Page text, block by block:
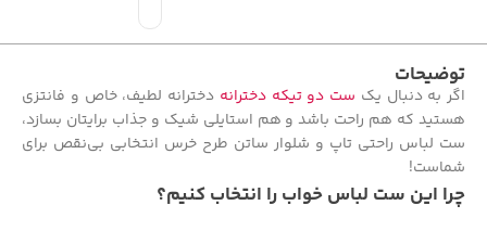
توضیحات
اگر به دنبال یک ست دو تیکه دخترانه دخترانه لطیف، خاص و فانتزی
هستید که هم راحت باشد و هم استایلی شیک و جذاب برایتان بسازد،
ست لباس راحتی تاپ و شلوار ساتن طرح خرس انتخابی بی‌نقص برای
شماست!
چرا این ست لباس خواب را انتخاب کنیم؟